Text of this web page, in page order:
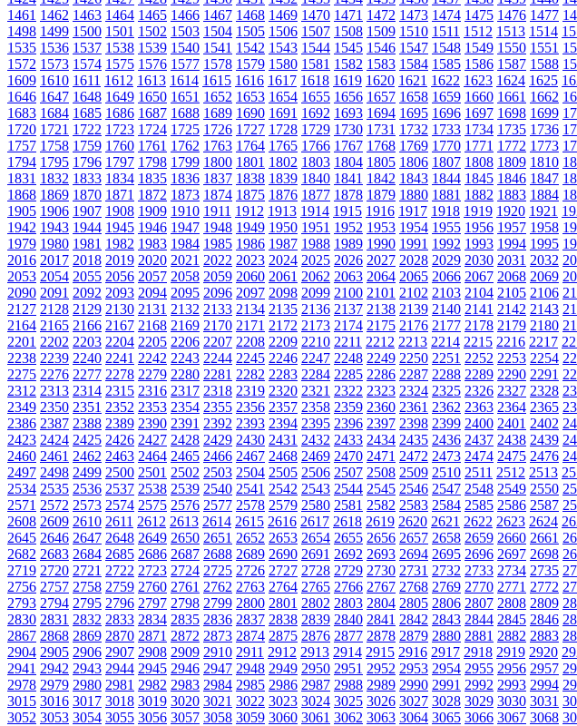
1461 1462 1463 1464 1465 1466 1467 1468 1469 1470 1471 1472 1473 1474 1475 1476 1477
1498 1499 1500 1501 1502 1503 1504 1505 1506 1507 1508 1509 1510 1511 1512 1513 1514
1535 1536 1537 1538 1539 1540 1541 1542 1543 1544 1545 1546 1547 1548 1549 1550 1551
1572 1573 1574 1575 1576 1577 1578 1579 1580 1581 1582 1583 1584 1585 1586 1587 1588
1609 1610 1611 1612 1613 1614 1615 1616 1617 1618 1619 1620 1621 1622 1623 1624 1625
1646 1647 1648 1649 1650 1651 1652 1653 1654 1655 1656 1657 1658 1659 1660 1661 1662
1683 1684 1685 1686 1687 1688 1689 1690 1691 1692 1693 1694 1695 1696 1697 1698 1699
1720 1721 1722 1723 1724 1725 1726 1727 1728 1729 1730 1731 1732 1733 1734 1735 1736
1757 1758 1759 1760 1761 1762 1763 1764 1765 1766 1767 1768 1769 1770 1771 1772 1773
1794 1795 1796 1797 1798 1799 1800 1801 1802 1803 1804 1805 1806 1807 1808 1809 1810
1831 1832 1833 1834 1835 1836 1837 1838 1839 1840 1841 1842 1843 1844 1845 1846 1847
1868 1869 1870 1871 1872 1873 1874 1875 1876 1877 1878 1879 1880 1881 1882 1883 1884
1905 1906 1907 1908 1909 1910 1911 1912 1913 1914 1915 1916 1917 1918 1919 1920 1921
1942 1943 1944 1945 1946 1947 1948 1949 1950 1951 1952 1953 1954 1955 1956 1957 1958
1979 1980 1981 1982 1983 1984 1985 1986 1987 1988 1989 1990 1991 1992 1993 1994 1995
2016 2017 2018 2019 2020 2021 2022 2023 2024 2025 2026 2027 2028 2029 2030 2031 2032
2053 2054 2055 2056 2057 2058 2059 2060 2061 2062 2063 2064 2065 2066 2067 2068 2069
2090 2091 2092 2093 2094 2095 2096 2097 2098 2099 2100 2101 2102 2103 2104 2105 2106
2127 2128 2129 2130 2131 2132 2133 2134 2135 2136 2137 2138 2139 2140 2141 2142 2143
2164 2165 2166 2167 2168 2169 2170 2171 2172 2173 2174 2175 2176 2177 2178 2179 2180
2201 2202 2203 2204 2205 2206 2207 2208 2209 2210 2211 2212 2213 2214 2215 2216 2217
2238 2239 2240 2241 2242 2243 2244 2245 2246 2247 2248 2249 2250 2251 2252 2253 2254
2275 2276 2277 2278 2279 2280 2281 2282 2283 2284 2285 2286 2287 2288 2289 2290 2291
2312 2313 2314 2315 2316 2317 2318 2319 2320 2321 2322 2323 2324 2325 2326 2327 2328
2349 2350 2351 2352 2353 2354 2355 2356 2357 2358 2359 2360 2361 2362 2363 2364 2365
2386 2387 2388 2389 2390 2391 2392 2393 2394 2395 2396 2397 2398 2399 2400 2401 2402
2423 2424 2425 2426 2427 2428 2429 2430 2431 2432 2433 2434 2435 2436 2437 2438 2439
2460 2461 2462 2463 2464 2465 2466 2467 2468 2469 2470 2471 2472 2473 2474 2475 2476
2497 2498 2499 2500 2501 2502 2503 2504 2505 2506 2507 2508 2509 2510 2511 2512 2513
2534 2535 2536 2537 2538 2539 2540 2541 2542 2543 2544 2545 2546 2547 2548 2549 2550
2571 2572 2573 2574 2575 2576 2577 2578 2579 2580 2581 2582 2583 2584 2585 2586 2587
2608 2609 2610 2611 2612 2613 2614 2615 2616 2617 2618 2619 2620 2621 2622 2623 2624
2645 2646 2647 2648 2649 2650 2651 2652 2653 2654 2655 2656 2657 2658 2659 2660 2661
2682 2683 2684 2685 2686 2687 2688 2689 2690 2691 2692 2693 2694 2695 2696 2697 2698
2719 2720 2721 2722 2723 2724 2725 2726 2727 2728 2729 2730 2731 2732 2733 2734 2735
2756 2757 2758 2759 2760 2761 2762 2763 2764 2765 2766 2767 2768 2769 2770 2771 2772
2793 2794 2795 2796 2797 2798 2799 2800 2801 2802 2803 2804 2805 2806 2807 2808 2809
2830 2831 2832 2833 2834 2835 2836 2837 2838 2839 2840 2841 2842 2843 2844 2845 2846
2867 2868 2869 2870 2871 2872 2873 2874 2875 2876 2877 2878 2879 2880 2881 2882 2883
2904 2905 2906 2907 2908 2909 2910 2911 2912 2913 2914 2915 2916 2917 2918 2919 2920
2941 2942 2943 2944 2945 2946 2947 2948 2949 2950 2951 2952 2953 2954 2955 2956 2957
2978 2979 2980 2981 2982 2983 2984 2985 2986 2987 2988 2989 2990 2991 2992 2993 2994
3015 3016 3017 3018 3019 3020 3021 3022 3023 3024 3025 3026 3027 3028 3029 3030 3031
3052 3053 3054 3055 3056 3057 3058 3059 3060 3061 3062 3063 3064 3065 3066 3067 3068